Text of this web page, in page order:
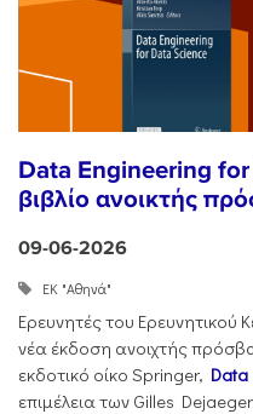
Data Engineering
βιβλίο ανοικτής
09-06-2026
ΕΚ "Αθηνά"
Ερευνητές του Ερευνητικού
νέα έκδοση ανοιχτής
εκδοτικό οίκο Springer,
επιμέλεια των Gilles